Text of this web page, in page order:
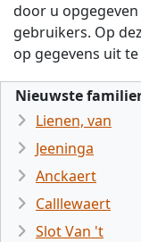
door u
gebruikers. Op
op gegevens uit
Nieuwste
Lienen, van
Jeeninga
Anckaert
Calllewaert
Slot Van 't